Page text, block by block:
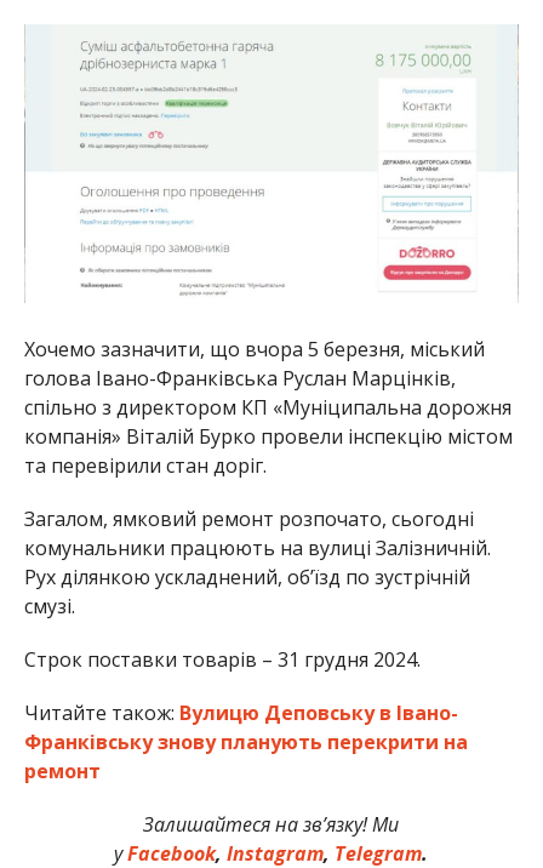
Хочемо зазначити, що вчора 5 березня, міський
голова Івано-Франківська Руслан Марцінків,
спільно з директором КП «Муніципальна дорожня
компанія» Віталій Бурко провели інспекцію містом
та перевірили стан доріг.
Загалом, ямковий ремонт розпочато, сьогодні
комунальники працюють на вулиці Залізничній.
Рух ділянкою ускладнений, обʼїзд по зустрічній
смузі.
Строк поставки товарів – 31 грудня 2024.
Читайте також: Вулицю Деповську в Івано-
Франківську знову планують перекрити на
ремонт
Залишайтеся на зв’язку! Ми
уFacebook,Instagram, Telegram.